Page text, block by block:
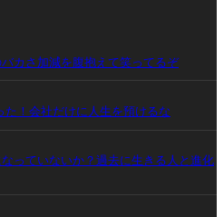
カさ加減を腹抱えて笑ってるぞ
！会社だけに人生を預けるな
っていないか？過去に生きる人と進化